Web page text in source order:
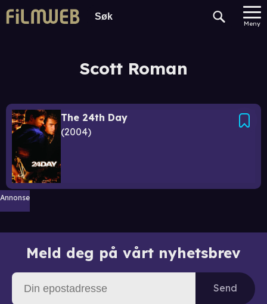
Meny
Scott Roman
The 24th Day
2004
Annonse
Meld deg på vårt nyhetsbrev
Send